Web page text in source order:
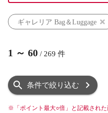
ギャレリア Bag＆Luggage
1 ～ 60 / 269 件
条件で絞り込む
※ 「ポイント最大○倍」と記載され